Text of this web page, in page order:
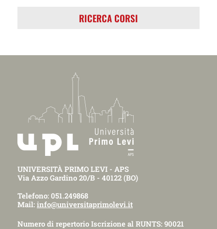
RICERCA CORSI
UNIVERSITÀ PRIMO LEVI - APS
Via Azzo Gardino 20/B - 40122 (BO)
Telefono: 051.249868
Mail: info@universitaprimolevi.it
Numero di repertorio Iscrizione al RUNTS: 90021